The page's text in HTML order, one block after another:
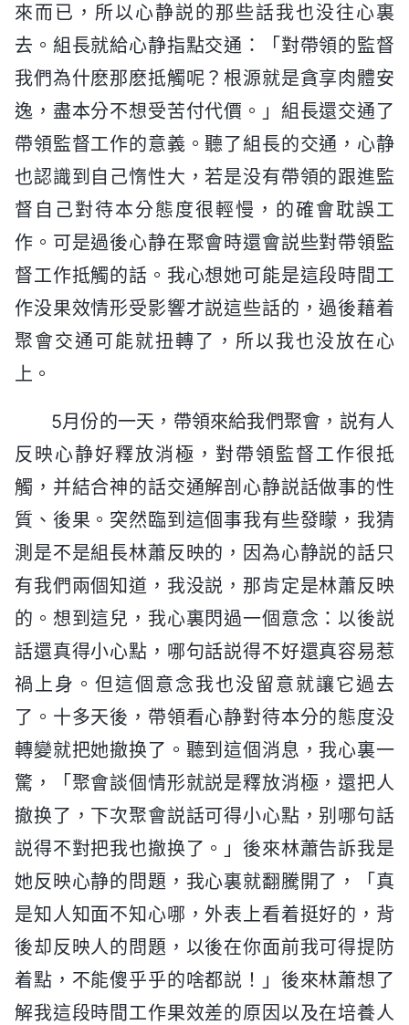
來而已，所以心静説的那些話我也没往心裏
去。組長就給心静指點交通：「對帶領的監督
我們為什麽那麽抵觸呢？根源就是貪享肉體安
逸，盡本分不想受苦付代價。」組長還交通了
帶領監督工作的意義。聽了組長的交通，心静
也認識到自己惰性大，若是没有帶領的跟進監
督自己對待本分態度很輕慢，的確會耽誤工
作。可是過後心静在聚會時還會説些對帶領監
督工作抵觸的話。我心想她可能是這段時間工
作没果效情形受影響才説這些話的，過後藉着
聚會交通可能就扭轉了，所以我也没放在心
上。
5月份的一天，帶領來給我們聚會，説有人
反映心静好釋放消極，對帶領監督工作很抵
觸，并結合神的話交通解剖心静説話做事的性
質、後果。突然臨到這個事我有些發矇，我猜
測是不是組長林蕭反映的，因為心静説的話只
有我們兩個知道，我没説，那肯定是林蕭反映
的。想到這兒，我心裏閃過一個意念：以後説
話還真得小心點，哪句話説得不好還真容易惹
禍上身。但這個意念我也没留意就讓它過去
了。十多天後，帶領看心静對待本分的態度没
轉變就把她撤换了。聽到這個消息，我心裏一
驚，「聚會談個情形就説是釋放消極，還把人
撤换了，下次聚會説話可得小心點，别哪句話
説得不對把我也撤换了。」後來林蕭告訴我是
她反映心静的問題，我心裏就翻騰開了，「真
是知人知面不知心哪，外表上看着挺好的，背
後却反映人的問題，以後在你面前我可得提防
着點，不能傻乎乎的啥都説！」後來林蕭想了
解我這段時間工作果效差的原因以及在培養人